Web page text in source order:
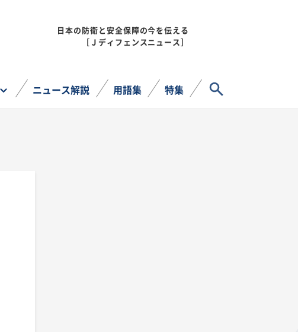
日本の防衛と安全保障の今を伝える
［Ｊディフェンスニュース］
ニュース解説 用語集 特集